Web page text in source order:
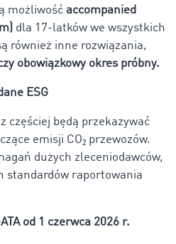
możliwość accompanied
dla 17-latków we wszystkich
również inne rozwiązania,
obowiązkowy okres próbny.
ESG
częściej będą przekazywać
emisji CO₂ przewozów.
dużych zleceniodawców,
standardów raportowania
od 1 czerwca 2026 r.